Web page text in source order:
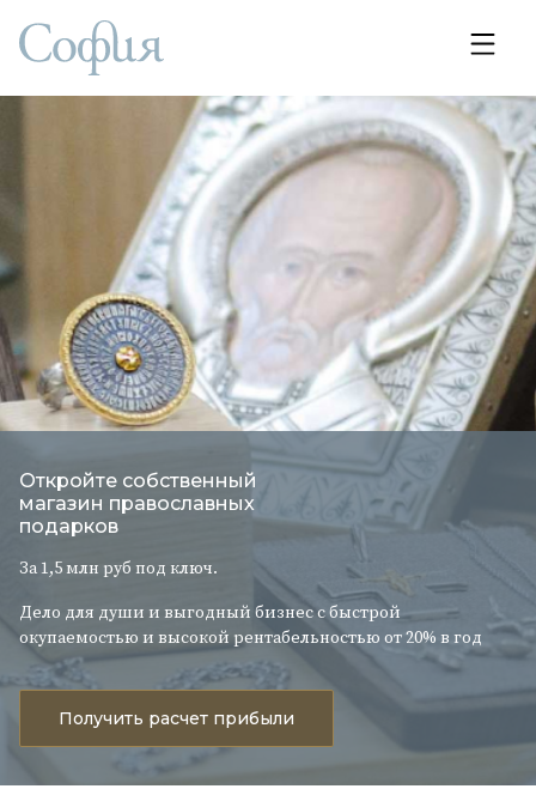
Откройте собственный
магазин православных
подарков
За 1,5 млн руб под ключ.
Дело для души и выгодный бизнес с быстрой
окупаемостью и высокой рентабельностью от 20% в год
Получить расчет прибыли